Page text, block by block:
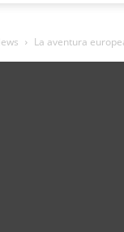
La aventura